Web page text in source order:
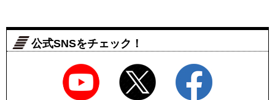
公式SNSをチェック！